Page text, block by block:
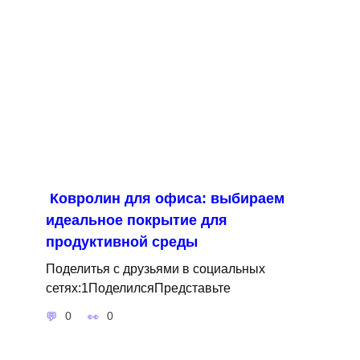
Ковролин для офиса: выбираем
идеальное покрытие для
продуктивной среды
Поделитья с друзьями в социальных
сетях:1ПоделилсяПредставьте
0 0